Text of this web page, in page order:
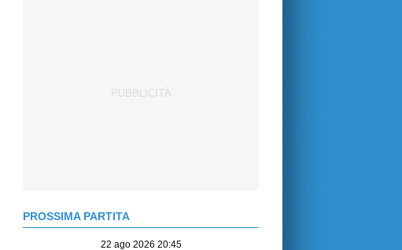
PROSSIMA PARTITA
22 ago 2026 20:45